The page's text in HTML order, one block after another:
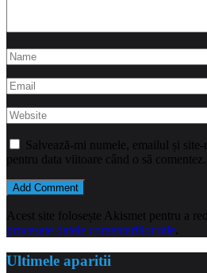
Salvează-mi numele, emailul și
pentru data viitoare când o să comentez.
Acest site folosește Akismet pentru a
procesate datele comentariilor tale
Ultimele aparitii